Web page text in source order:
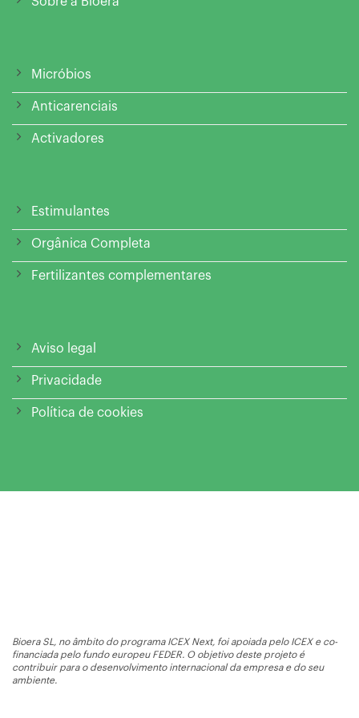
Micróbios
Anticarenciais
Activadores
Estimulantes
Orgânica Completa
Fertilizantes complementares
Aviso legal
Privacidade
Política de cookies
Bioera SL, no âmbito do programa ICEX Next, foi apoiada pelo ICEX e co-
financiada pelo fundo europeu FEDER. O objetivo deste projeto é
contribuir para o desenvolvimento internacional da empresa e do seu
ambiente.